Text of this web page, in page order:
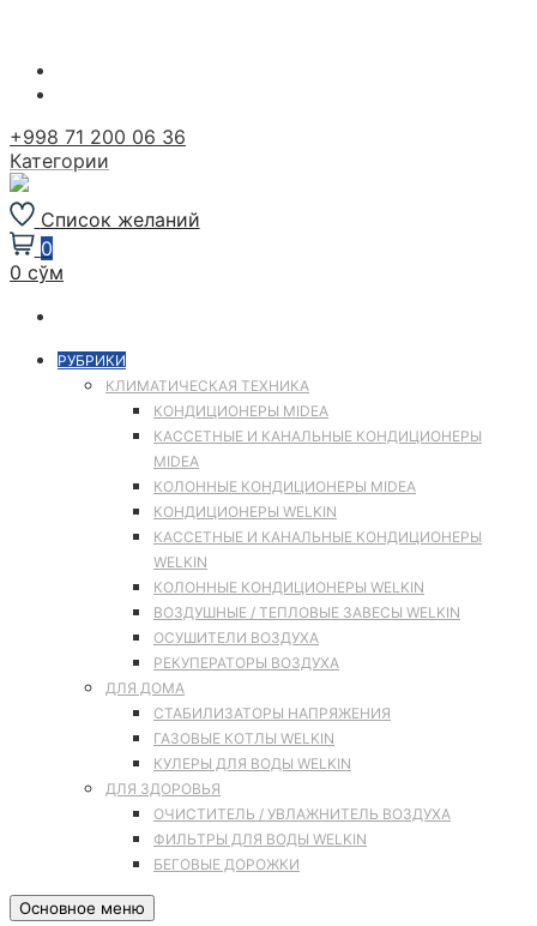
Перейти
+998 71 200 06 36
Категории
Список желаний
0
0 сўм
РУБРИКИ
КЛИМАТИЧЕСКАЯ ТЕХНИКА
КОНДИЦИОНЕРЫ MIDEA
КАССЕТНЫЕ И КАНАЛЬНЫЕ КОНДИЦИОНЕРЫ
MIDEA
КОЛОННЫЕ КОНДИЦИОНЕРЫ MIDEA
КОНДИЦИОНЕРЫ WELKIN
КАССЕТНЫЕ И КАНАЛЬНЫЕ КОНДИЦИОНЕРЫ
WELKIN
КОЛОННЫЕ КОНДИЦИОНЕРЫ WELKIN
ВОЗДУШНЫЕ / ТЕПЛОВЫЕ ЗАВЕСЫ WELKIN
ОСУШИТЕЛИ ВОЗДУХА
РЕКУПЕРАТОРЫ ВОЗДУХА
ДЛЯ ДОМА
СТАБИЛИЗАТОРЫ НАПРЯЖЕНИЯ
ГАЗОВЫЕ КОТЛЫ WELKIN
КУЛЕРЫ ДЛЯ ВОДЫ WELKIN
ДЛЯ ЗДОРОВЬЯ
ОЧИСТИТЕЛЬ / УВЛАЖНИТЕЛЬ ВОЗДУХА
ФИЛЬТРЫ ДЛЯ ВОДЫ WELKIN
БЕГОВЫЕ ДОРОЖКИ
Основное меню